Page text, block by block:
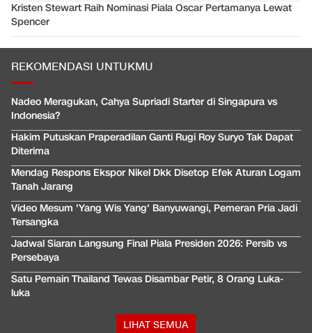
Kristen Stewart Raih Nominasi Piala Oscar Pertamanya Lewat
Spencer
REKOMENDASI UNTUKMU
Nadeo Meragukan, Cahya Supriadi Starter di Singapura vs
Indonesia?
Hakim Putuskan Praperadilan Ganti Rugi Roy Suryo Tak Dapat
Diterima
Mendag Respons Ekspor Nikel Dkk Disetop Efek Aturan Logam
Tanah Jarang
Video Mesum 'Yang Wis Yang' Banyuwangi, Pemeran Pria Jadi
Tersangka
Jadwal Siaran Langsung Final Piala Presiden 2026: Persib vs
Persebaya
Satu Pemain Thailand Tewas Disambar Petir, 8 Orang Luka-
luka
LIHAT SEMUA